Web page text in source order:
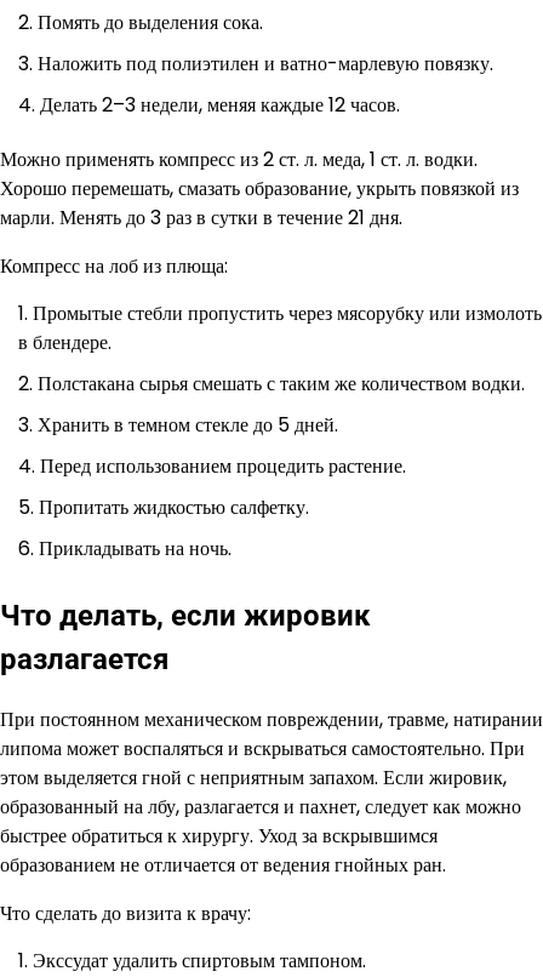
Помять до выделения сока.
Наложить под полиэтилен и ватно-марлевую повязку.
Делать 2–3 недели, меняя каждые 12 часов.
Можно применять компресс из 2 ст. л. меда, 1 ст. л. водки.
Хорошо перемешать, смазать образование, укрыть повязкой из
марли. Менять до 3 раз в сутки в течение 21 дня.
Компресс на лоб из плюща:
Промытые стебли пропустить через мясорубку или измолоть
в блендере.
Полстакана сырья смешать с таким же количеством водки.
Хранить в темном стекле до 5 дней.
Перед использованием процедить растение.
Пропитать жидкостью салфетку.
Прикладывать на ночь.
Что делать, если жировик
разлагается
При постоянном механическом повреждении, травме, натирании
липома может воспаляться и вскрываться самостоятельно. При
этом выделяется гной с неприятным запахом. Если жировик,
образованный на лбу, разлагается и пахнет, следует как можно
быстрее обратиться к хирургу. Уход за вскрывшимся
образованием не отличается от ведения гнойных ран.
Что сделать до визита к врачу:
Экссудат удалить спиртовым тампоном.